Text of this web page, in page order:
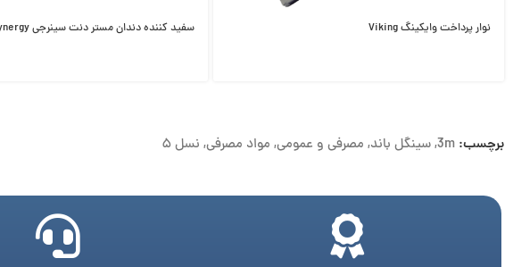
نوار پرداخت وایکینگ Viking سفید کننده دندان مستر دنت سینرجی Master Dent Synergy
برچسب: 3m
,سینگل باند, مصرفی و عمومی, مواد مصرفی, نسل ۵